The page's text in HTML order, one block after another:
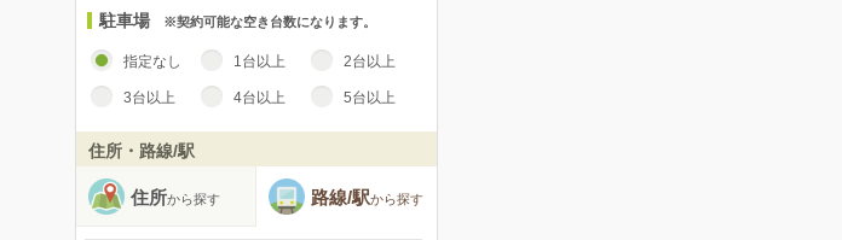
駐車場 ※契約可能な空き台数になります。
指定なし 1台以上 2台以上
3台以上 4台以上 5台以上
住所・路線/駅
住所から探す 路線/駅から探す